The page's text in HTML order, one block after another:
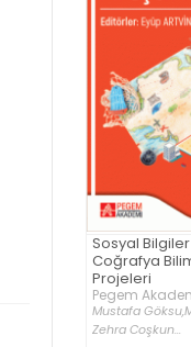
Sosyal
Coğrafya Bilimsel Araştırma
Projeleri
Pegem
Mustafa Göksu,
Zehra Coşkun...